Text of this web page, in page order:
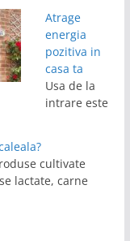
Atrage
energia
pozitiva in
casa ta
Usa de la
intrare este
cultivate
lactate, carne